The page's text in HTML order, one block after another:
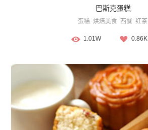
巴斯克蛋糕
蛋糕 烘焙美食 西餐 红茶
1.01W 0.86K